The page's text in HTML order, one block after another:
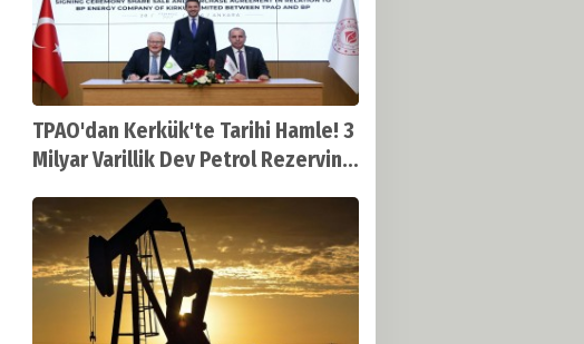
TPAO'dan Kerkük'te Tarihi Hamle! 3
Milyar Varillik Dev Petrol Rezervine